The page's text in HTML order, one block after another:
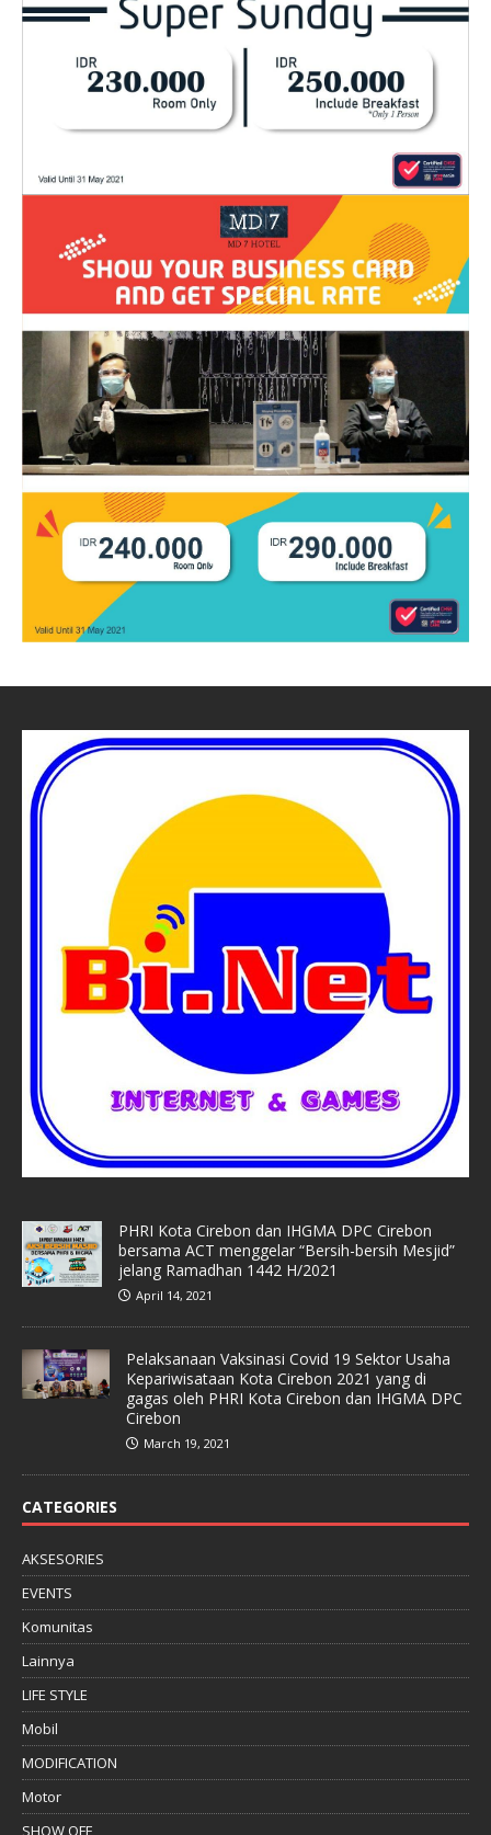
PHRI Kota Cirebon dan IHGMA DPC Cirebon
bersama ACT menggelar “Bersih-bersih Mesjid”
jelang Ramadhan 1442 H/2021
April 14, 2021
Pelaksanaan Vaksinasi Covid 19 Sektor Usaha
Kepariwisataan Kota Cirebon 2021 yang di
gagas oleh PHRI Kota Cirebon dan IHGMA DPC
Cirebon
March 19, 2021
CATEGORIES
AKSESORIES
EVENTS
Komunitas
Lainnya
LIFE STYLE
Mobil
MODIFICATION
Motor
SHOW OFF